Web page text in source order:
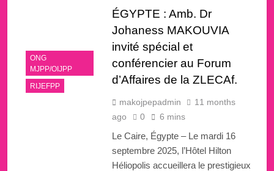
ONG
MJPP/OIJPP
RIJEFPP
ÉGYPTE : Amb. Dr
Johaness MAKOUVIA
invité spécial et
conférencier au Forum
d’Affaires de la ZLECAf.
makojpepadmin
11 months
ago
0 6 mins
Le Caire, Égypte – Le mardi 16
septembre 2025, l’Hôtel Hilton
Héliopolis accueillera le prestigieux